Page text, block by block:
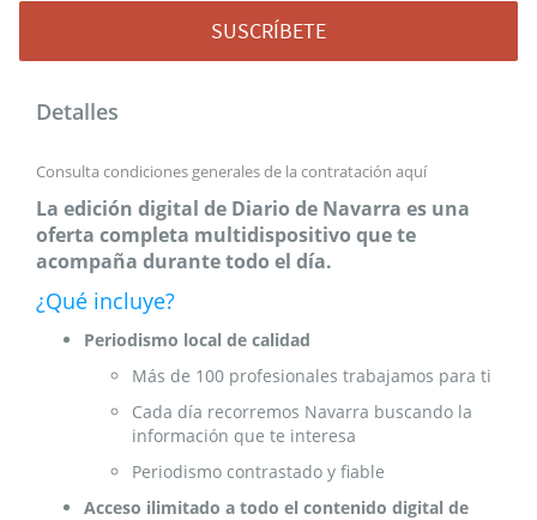
SUSCRÍBETE
Detalles
Consulta condiciones generales de la contratación aquí
La edición digital de Diario de Navarra es una
oferta completa multidispositivo que te
acompaña durante todo el día.
¿Qué incluye?
Periodismo local de calidad
Más de 100 profesionales trabajamos para ti
Cada día recorremos Navarra buscando la
información que te interesa
Periodismo contrastado y fiable
Acceso ilimitado a todo el contenido digital de